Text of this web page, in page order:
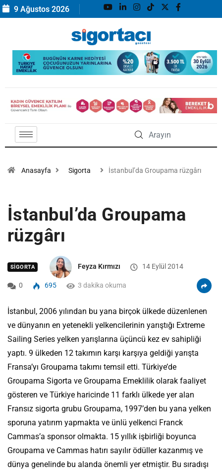
9 Ağustos 2026
Anasayfa Sigorta İstanbul’da Groupama rüzgârı
İstanbul’da Groupama
rüzgârı
SIGORTA Feyza Kırmızı 14 Eylül 2014
0 695 3 dakika okuma
İstanbul, 2006 yılından bu yana birçok ülkede düzenlenen
ve dünyanın en yetenekli yelkencilerinin yarıştığı Extreme
Sailing Series yelken yarışlarına üçüncü kez ev sahipliği
yaptı. 9 ülkeden 12 takımın karşı karşıya geldiği yarışta
Fransa’yı Groupama takımı temsil etti. Türkiye’de
Groupama Sigorta ve Groupama Emeklilik olarak faaliyet
gösteren ve Türkiye haricinde 11 farklı ülkede yer alan
Fransız sigorta grubu Groupama, 1997’den bu yana yelken
sporuna yatırım yapmakta ve ünlü yelkenci Franck
Cammas’a sponsor olmakta. 15 yıllık işbirliği boyunca
Groupama ve Cammas hatırı sayılır ödüller kazanmış ve
dünya genelinde bu alanda önemli yer etmiştir. Bu sıradışı